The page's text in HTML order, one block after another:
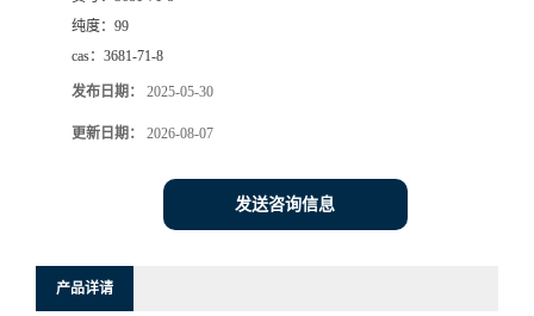
纯度： 99
cas： 3681-71-8
发布日期： 2025-05-30
更新日期： 2026-08-07
发送咨询信息
产品详请